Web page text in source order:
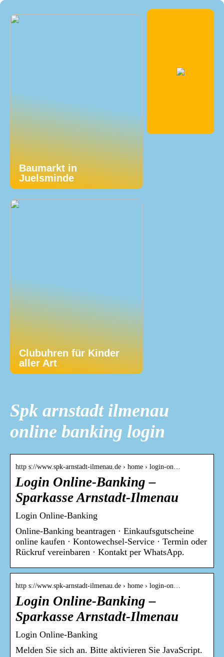
Baumarkt in
Juelsminde
Clubuhren für Kinder
aller Art
Spk arnstadt ilmenau
online banking login
http s://www.spk-arnstadt-ilmenau.de › home › login-on…
Login Online-Banking –
Sparkasse Arnstadt-Ilmenau
Login Online-Banking
Online-Banking beantragen · Einkaufsgutscheine
online kaufen · Kontowechsel-Service · Termin oder
Rückruf vereinbaren · Kontakt per WhatsApp.
http s://www.spk-arnstadt-ilmenau.de › home › login-on…
Login Online-Banking –
Sparkasse Arnstadt-Ilmenau
Login Online-Banking
Melden Sie sich an. Bitte aktivieren Sie JavaScript.